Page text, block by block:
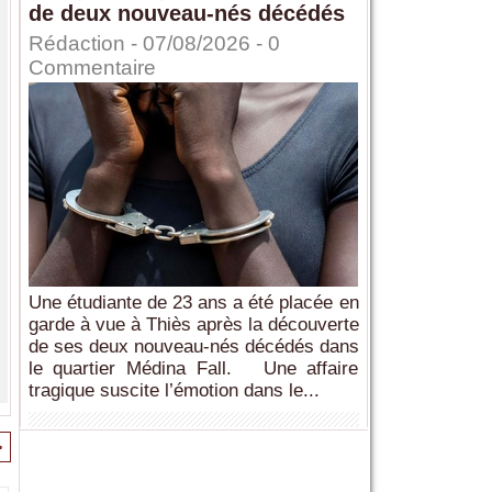
de deux nouveau-nés décédés
Rédaction - 07/08/2026 - 0
Commentaire
Une étudiante de 23 ans a été placée en
garde à vue à Thiès après la découverte
de ses deux nouveau-nés décédés dans
le quartier Médina Fall. Une affaire
tragique suscite l’émotion dans le...